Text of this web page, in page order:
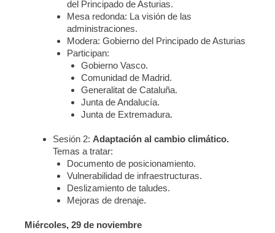
del Principado de Asturias.
Mesa redonda: La visión de las
administraciones.
Modera: Gobierno del Principado de Asturias
Participan:
Gobierno Vasco.
Comunidad de Madrid.
Generalitat de Cataluña.
Junta de Andalucía.
Junta de Extremadura.
Sesión 2: Adaptación al cambio climático.
Temas a tratar:
Documento de posicionamiento.
Vulnerabilidad de infraestructuras.
Deslizamiento de taludes.
Mejoras de drenaje.
Miércoles, 29 de noviembre